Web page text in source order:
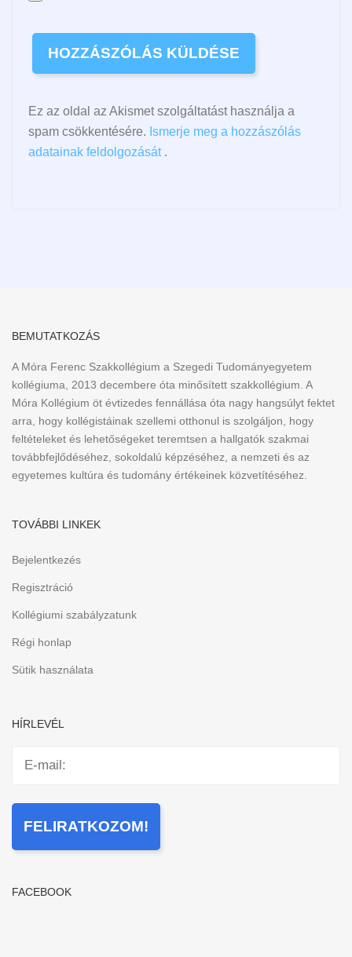
Ez az oldal az Akismet szolgáltatást használja a
spam csökkentésére. Ismerje meg a hozzászólás
adatainak feldolgozását.
BEMUTATKOZÁS
A Móra Ferenc Szakkollégium a Szegedi Tudományegyetem
kollégiuma, 2013 decembere óta minősített szakkollégium. A
Móra Kollégium öt évtizedes fennállása óta nagy hangsúlyt fektet
arra, hogy kollégistáinak szellemi otthonul is szolgáljon, hogy
feltételeket és lehetőségeket teremtsen a hallgatók szakmai
továbbfejlődéséhez, sokoldalú képzéséhez, a nemzeti és az
egyetemes kultúra és tudomány értékeinek közvetítéséhez.
TOVÁBBI LINKEK
Bejelentkezés
Regisztráció
Kollégiumi szabályzatunk
Régi honlap
Sütik használata
HÍRLEVÉL
FACEBOOK